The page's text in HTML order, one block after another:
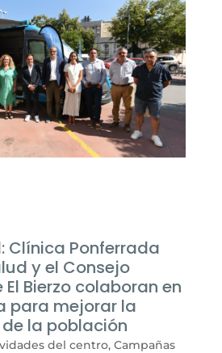
Clínica Ponferrada
y el Consejo
Bierzo colaboran en
para mejorar la
la población
del centro, Campañas